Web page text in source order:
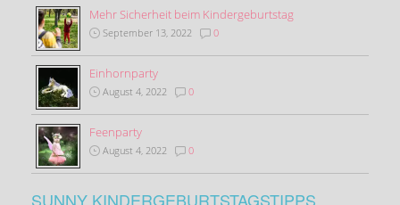
Mehr Sicherheit beim Kindergeburtstag
September 13, 2022 0
Einhornparty
August 4, 2022 0
Feenparty
August 4, 2022 0
SUNNY KINDERGEBURTSTAGSTIPPS